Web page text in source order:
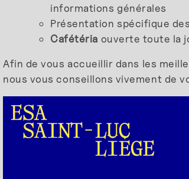
informations générales
Présentation spécifique des
Cafétéria ouverte toute la
Afin de vous accueillir dans les
nous vous conseillons vivement de